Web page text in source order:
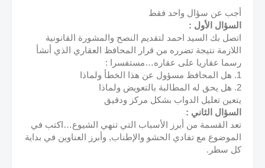
أجب عن سؤال واحد فقط
السؤال الأول :
رسما عقاريا على عقاره…مستفسرا :
1. هل المحافظ مسؤول عن هذا الخطأ ولماذا
2. هل يحق له المطالبة بالتعويض ولماذا
يتعين تعليل الدواب بشكل مركز ودقيق
السؤال الثاني :
كل سطر.